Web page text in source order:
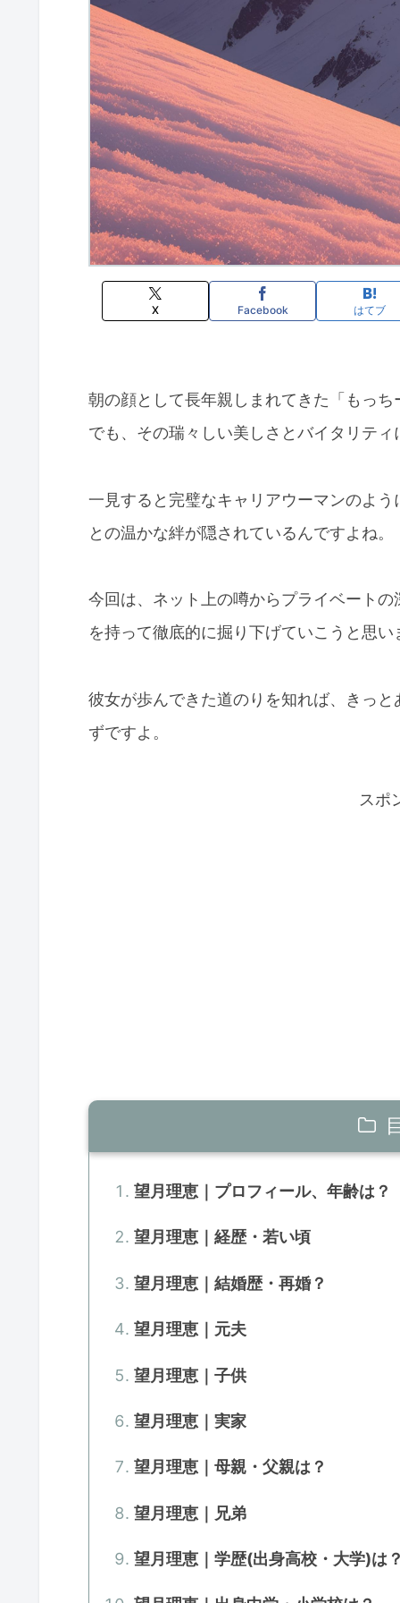
X Facebook はてブ
朝の顔として長年親しまれてきた「もっ
でも、その瑞々しい美しさとバイタリテ
一見すると完璧なキャリアウーマンのよ
との温かな絆が隠されているんですよね。
今回は、ネット上の噂からプライベート
を持って徹底的に掘り下げていこうと思い
彼女が歩んできた道のりを知れば、きっ
ずですよ。
スポ
望月理恵｜プロフィール、年齢は？
望月理恵｜経歴・若い頃
望月理恵｜結婚歴・再婚？
望月理恵｜元夫
望月理恵｜子供
望月理恵｜実家
望月理恵｜母親・父親は？
望月理恵｜兄弟
望月理恵｜学歴(出身高校・大学)は